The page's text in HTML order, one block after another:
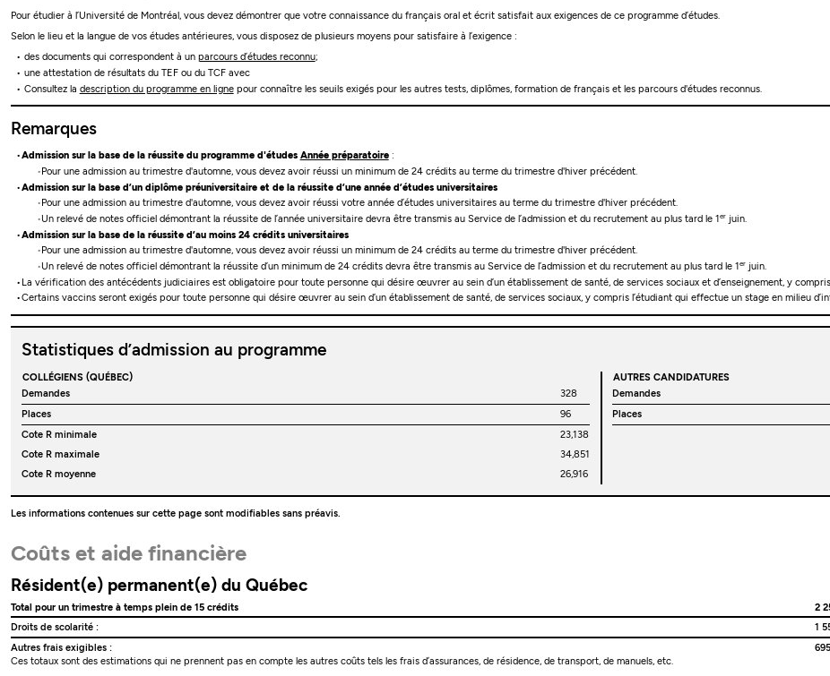
Pour étudier à l’Université de Montréal, vous devez démontrer que votre connaissance du français oral et écrit satisfait aux exigences de ce programme d’études.
Selon le lieu et la langue de vos études antérieures, vous disposez de plusieurs moyens pour satisfaire à l’exigence :
des documents qui correspondent à un parcours d’études reconnu;
une attestation de résultats du TEF ou du TCF avec
Consultez la description du programme en lignepour connaître les seuils exigés pour les autres tests, diplômes, formation de français et les parcours d'études reconnus.
Remarques
Admission sur la base de la réussite du programme d'études Année préparatoire:
Pour une admission au trimestre d'automne, vous devez avoir réussi un minimum de 24 crédits au terme du trimestre d'hiver précédent.
Admission sur la base d’un diplôme préuniversitaire et de la réussite d’une année d’études universitaires
Pour une admission au trimestre d'automne, vous devez avoir réussi votre année d’études universitaires au terme du trimestre d'hiver précédent.
Un relevé de notes officiel démontrant la réussite de l’année universitaire devra être transmis au Service de l’admission et du recrutement au plus tard le 1er juin.
Admission sur la base de la réussite d’au moins 24 crédits universitaires
Pour une admission au trimestre d'automne, vous devez avoir réussi un minimum de 24 crédits au terme du trimestre d'hiver précédent.
Un relevé de notes officiel démontrant la réussite d’un minimum de 24 crédits devra être transmis au Service de l’admission et du recrutement au plus tard le 1er juin.
La vérification des antécédents judiciaires est obligatoire pour toute personne qui désire œuvrer au sein d’un établissement de santé, de services sociaux et d’enseignement, y
Certains vaccins seront exigés pour toute personne qui désire œuvrer au sein d’un établissement de santé, de services sociaux, y compris l’étudiant qui effectue un stage en milieu
Statistiques d’admission au programme
COLLÉGIENS (QUÉBEC)
Demandes
328
Places
96
Cote R minimale
23,138
Cote R maximale
34,851
Cote R moyenne
26,916
AUTRES CANDIDATURES
Demandes
Places
Les informations contenues sur cette page sont modifiables sans préavis.
Coûts et aide financière
Résident(e) permanent(e) du Québec
Total pour un trimestre à temps plein de 15 crédits
2
Droits de scolarité :
1
Autres frais exigibles :
Ces totaux sont des estimations qui ne prennent pas en compte les autres coûts tels les frais d’assurances, de résidence, de transport, de manuels, etc.